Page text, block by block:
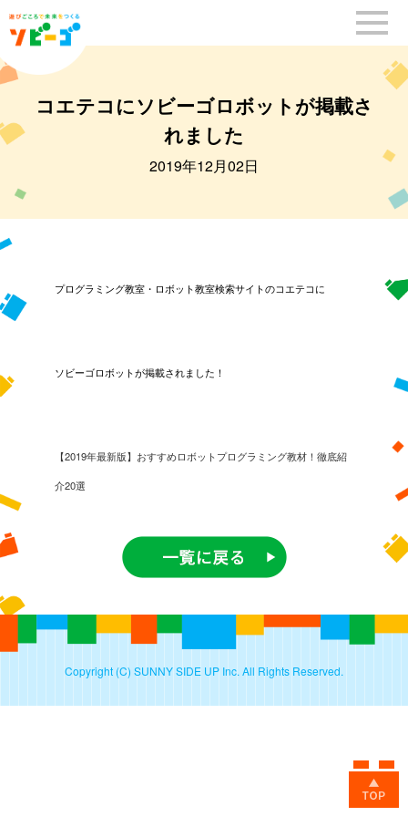
コエテコにソビーゴロボットが掲載さ
れました
2019年12月02日
プログラミング教室・ロボット教室検索サイトのコエテコに
ソビーゴロボットが掲載されました！
【2019年最新版】おすすめロボットプログラミング教材！徹底紹
介20選
Copyright (C) SUNNY SIDE UP Inc. All Rights Reserved.